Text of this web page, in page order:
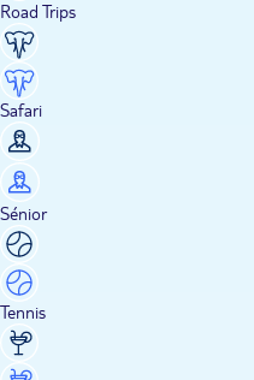
Road Trips
Safari
Sénior
Tennis